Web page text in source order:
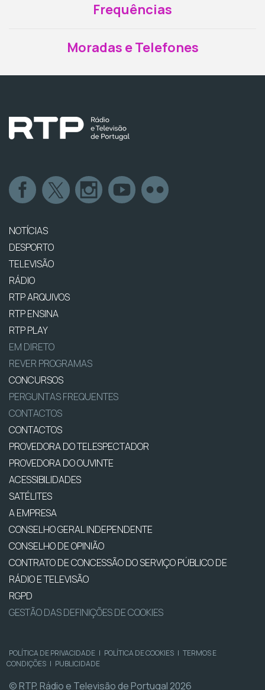
Frequências
Moradas e Telefones
NOTÍCIAS
DESPORTO
TELEVISÃO
RÁDIO
RTP ARQUIVOS
RTP ENSINA
RTP PLAY
EM DIRETO
REVER PROGRAMAS
CONCURSOS
PERGUNTAS FREQUENTES
CONTACTOS
CONTACTOS
PROVEDORA DO TELESPECTADOR
PROVEDORA DO OUVINTE
ACESSIBILIDADES
SATÉLITES
A EMPRESA
CONSELHO GERAL INDEPENDENTE
CONSELHO DE OPINIÃO
CONTRATO DE CONCESSÃO DO SERVIÇO PÚBLICO DE
RÁDIO E TELEVISÃO
RGPD
GESTÃO DAS DEFINIÇÕES DE COOKIES
POLÍTICA DE PRIVACIDADE | POLÍTICA DE COOKIES | TERMOS E
CONDIÇÕES | PUBLICIDADE
© RTP, Rádio e Televisão de Portugal 2026